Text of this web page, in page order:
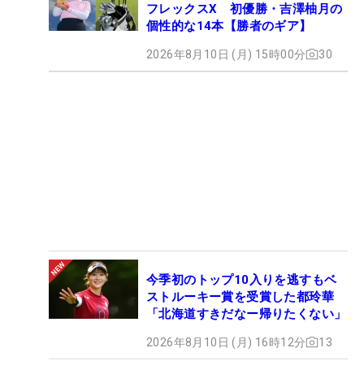
フレックスX 初優勝・吉澤柚月の
個性的な14本【勝者のギア】
2026年8月10日 (月) 15時00分 30
今季初のトップ10入りを逃すもベ
ストルーキー賞を受賞した都玲華
「北海道すきだなー帰りたくない」
2026年8月10日 (月) 16時12分 13